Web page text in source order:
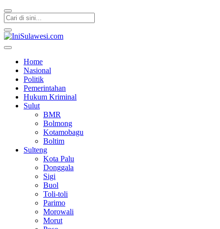
Home
Nasional
Politik
Pemerintahan
Hukum Kriminal
Sulut
BMR
Bolmong
Kotamobagu
Boltim
Sulteng
Kota Palu
Donggala
Sigi
Buol
Toli-toli
Parimo
Morowali
Morut